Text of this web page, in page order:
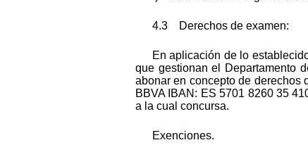
4.3 Derechos de examen:
En aplicación de lo
que gestionan el Departamento
abonar en concepto de derechos
BBVA IBAN: ES 5701 8260 35
a la cual concursa.
Exenciones.